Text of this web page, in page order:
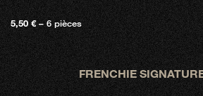
5,50 €– 6 pièces
FRENCHIE